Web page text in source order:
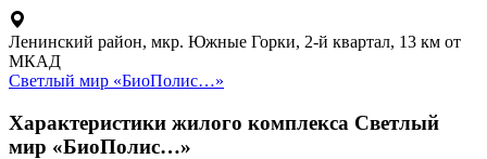
Ленинский район, мкр. Южные Горки, 2-й квартал, 13 км от
МКАД
Светлый мир «БиоПолис…»
Характеристики жилого комплекса Светлый
мир «БиоПолис…»